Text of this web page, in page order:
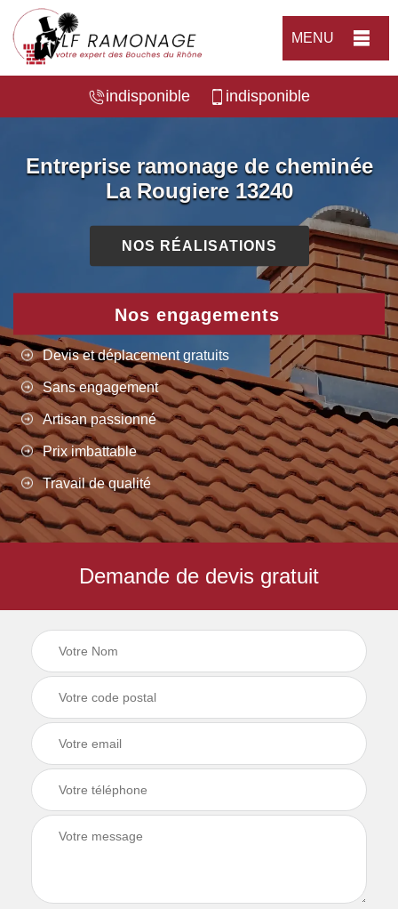
MENU
indisponible indisponible
Entreprise ramonage de cheminée
La Rougiere 13240
NOS RÉALISATIONS
Nos engagements
Devis et déplacement gratuits
Sans engagement
Artisan passionné
Prix imbattable
Travail de qualité
Demande de devis gratuit